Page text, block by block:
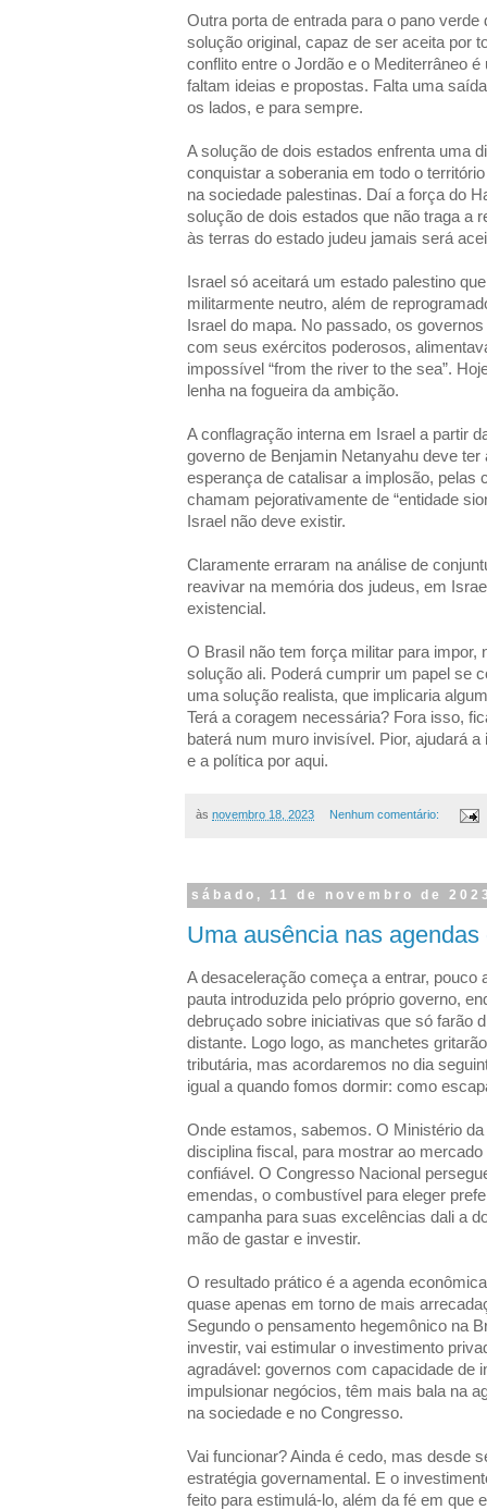
Outra porta de entrada para o pano
solução original, capaz de ser aceita por
conflito entre o Jordão e o Mediterrâneo
faltam ideias e propostas. Falta uma
os lados, e para sempre.
A solução de dois estados enfrenta uma
conquistar a soberania em todo o
na sociedade palestinas. Daí a força do
solução de dois estados que não traga a
às terras do estado judeu jamais será
Israel só aceitará um estado palestino
militarmente neutro, além de
Israel do mapa. No passado, os
com seus exércitos poderosos,
impossível “from the river to the sea”.
lenha na fogueira da ambição.
A conflagração interna em Israel a partir
governo de Benjamin Netanyahu deve
esperança de catalisar a implosão, pelas
chamam pejorativamente de “entidade
Israel não deve existir.
Claramente erraram na análise de
reavivar na memória dos judeus, em
existencial.
O Brasil não tem força militar para impor,
solução ali. Poderá cumprir um papel se
uma solução realista, que implicaria
Terá a coragem necessária? Fora isso,
baterá num muro invisível. Pior, ajudará
e a política por aqui.
às novembro 18, 2023 Nenhum comentário:
sábado, 11 de novembro de
Uma ausência nas agendas
A desaceleração começa a entrar, pouco
pauta introduzida pelo próprio governo,
debruçado sobre iniciativas que só farão
distante. Logo logo, as manchetes
tributária, mas acordaremos no dia
igual a quando fomos dormir: como
Onde estamos, sabemos. O Ministério
disciplina fiscal, para mostrar ao
confiável. O Congresso Nacional
emendas, o combustível para eleger
campanha para suas excelências dali a
mão de gastar e investir.
O resultado prático é a agenda
quase apenas em torno de mais
Segundo o pensamento hegemônico na
investir, vai estimular o investimento
agradável: governos com capacidade de
impulsionar negócios, têm mais bala na
na sociedade e no Congresso.
Vai funcionar? Ainda é cedo, mas desde
estratégia governamental. E o
feito para estimulá-lo, além da fé em que